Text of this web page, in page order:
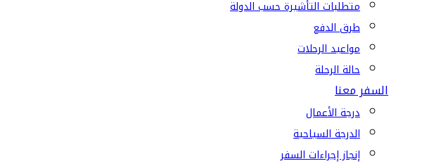
متطلبات التأشيرة حسب الدولة
طرق الدفع
مواعيد الرحلات
حالة الرحلة
السفر معنا
درجة الأعمال
الدرجة السياحية
إنجاز إجراءات السفر